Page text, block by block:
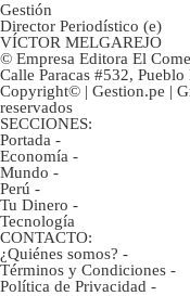
Gestión
Director Periodístico (e)
VÍCTOR MELGAREJO
© Empresa Editora El
Calle Paracas #532,
Copyright© | Gestion.pe |
reservados
SECCIONES:
Portada -
Economía -
Mundo -
Perú -
Tu Dinero -
Tecnología
CONTACTO:
¿Quiénes somos? -
Términos y Condiciones -
Política de Privacidad -